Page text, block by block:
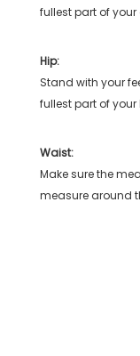
fullest part of your
Hip:
Stand with your
fullest part of your
Waist:
Make sure the
measure around